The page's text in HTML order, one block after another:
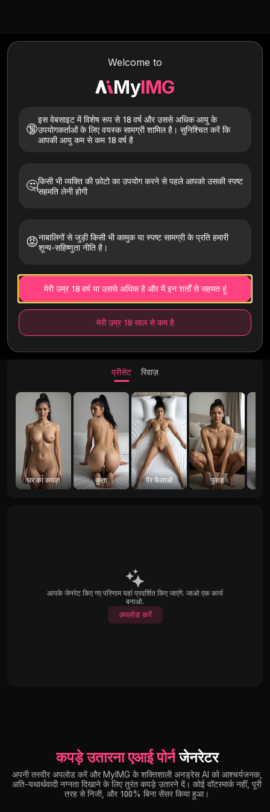
Welcome to
MyIMG
🔞
इस वेबसाइट में विशेष रूप से 18 वर्ष और उससे अधिक आयु के
उपयोगकर्ताओं के लिए वयस्क सामग्री शामिल है। सुनिश्चित करें कि
आपकी आयु कम से कम 18 वर्ष है
🤔किसी भी व्यक्ति की फ़ोटो का उपयोग करने से पहले आपको उसकी स्पष्ट
सहमति लेनी होगी
😡नाबालिगों से जुड़ी किसी भी कामुक या स्पष्ट सामग्री के प्रति हमारी
शून्य-सहिष्णुता नीति है।
मेरी उम्र 18 वर्ष या उससे अधिक है और मैं इन शर्तों से सहमत हूं
मेरी उम्र 18 साल से कम है
इन हॉटीज़ को आज़माएँ
प्रीसेट रिवाज़
घर का कपड़ा कुत्ता पैर फैलाओ फूहड़
आपके जेनरेट किए गए परिणाम यहां प्रदर्शित किए जाएंगे. जाओ एक कार्य
बनाओ.
अपलोड करें
कपड़े उतारना एआई पोर्नजेनरेटर
अपनी तस्वीर अपलोड करें और MyIMG के शक्तिशाली अनड्रेस AI को आश्चर्यजनक,
अति-यथार्थवादी नग्नता दिखाने के लिए तुरंत कपड़े उतारने दें। कोई वॉटरमार्क नहीं, पूरी
तरह से निजी, और 100% बिना सेंसर किया हुआ।